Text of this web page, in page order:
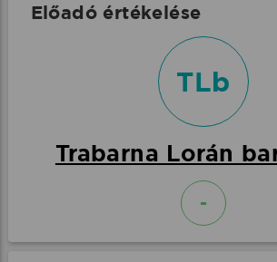
Előadó értékelése
TLb
Trabarna Lorán
-